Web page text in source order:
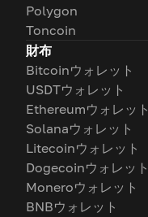
Polygon
Toncoin
財布
Bitcoinウォレット
USDTウォレット
Ethereumウォレット
Solanaウォレット
Litecoinウォレット
Dogecoinウォレット
Moneroウォレット
BNBウォレット